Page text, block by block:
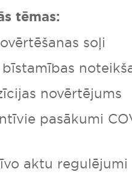
tēmas:
soļi
bīstamības
novērtējums
pasākumi
aktu regulējumi